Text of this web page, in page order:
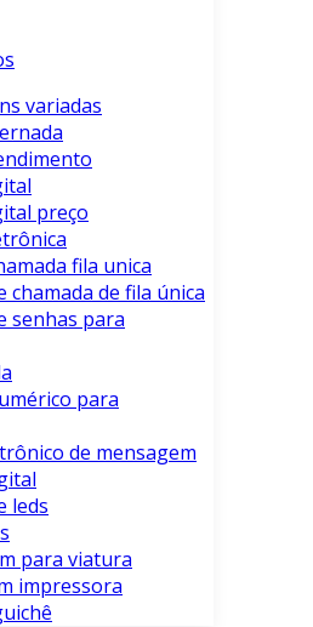
variadas
preço
fila unica
chamada de fila única
senhas para
para
de mensagem
leds
para viatura
impressora